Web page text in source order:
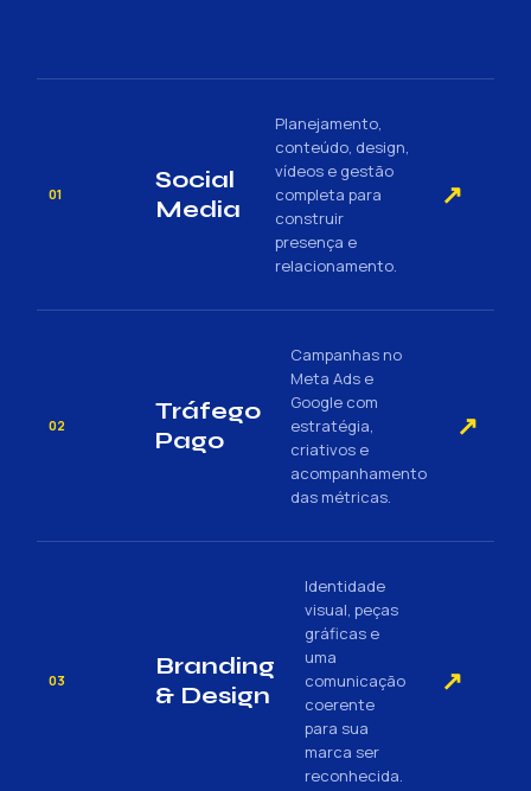
01
Social
Media
Planejamento,
conteúdo, design,
vídeos e gestão
completa para
construir
presença e
relacionamento.
↗
02
Tráfego
Pago
Campanhas no
Meta Ads e
Google com
estratégia,
criativos e
acompanhamento
das métricas.
↗
03
Branding
& Design
Identidade
visual, peças
gráficas e
uma
comunicação
coerente
para sua
marca ser
reconhecida.
↗